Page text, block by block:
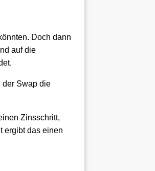
Doch dann
auf die
der Swap die
Zinsschritt,
ergibt das einen